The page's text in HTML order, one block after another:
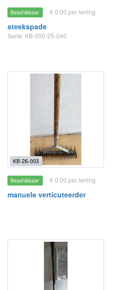
Beschikbaar € 0.00 per lening
steekspade
Serie: KB-000-25-040
KB-26-003
Beschikbaar € 0.00 per lening
manuele verticuteerder